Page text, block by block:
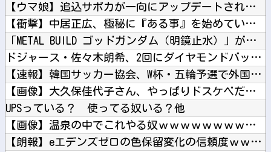
【ウマ娘】追込サポカが一向にアップデートされない理由…「これ...
【衝撃】中居正広、極秘に『ある事』を始めていたと判明する・・...
「METAL BUILD ゴッドガンダム（明鏡止水）」が展示...
ドジャース・佐々木朗希、2回にダイヤモンドバックス・アレナド...
【速報】韓国サッカー協会、W杯・五輪予選で外国審判員や監督官...
【画像】大久保佳代子さん、やっぱりドスケベだったｗｗｗｗｗｗ...
UPSっている？ 使ってる奴いる？他
【画像】温泉の中でこれやる奴ｗｗｗｗｗｗｗｗｗ他
【朗報】eエデンズゼロの色保留変化の信頼度ｗｗｗｗｗｗｗｗｗ...